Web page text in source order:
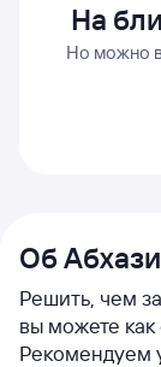
На
Но можно
Об
Решить, чем
вы можете как
Рекомендуем